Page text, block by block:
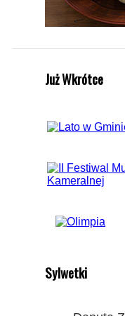
Już Wkrótce
Sylwetki